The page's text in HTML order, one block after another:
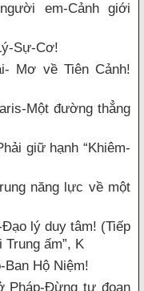
em-Cảnh giới
Sự-Cơ!
Mơ về Tiên Cảnh!
Một đường thẳng
giữ hạnh “Khiêm-
năng lực về một
lý duy tâm! (Tiếp
ấm”, K
Ban Hộ Niệm!
Pháp-Đừng tự đoạn